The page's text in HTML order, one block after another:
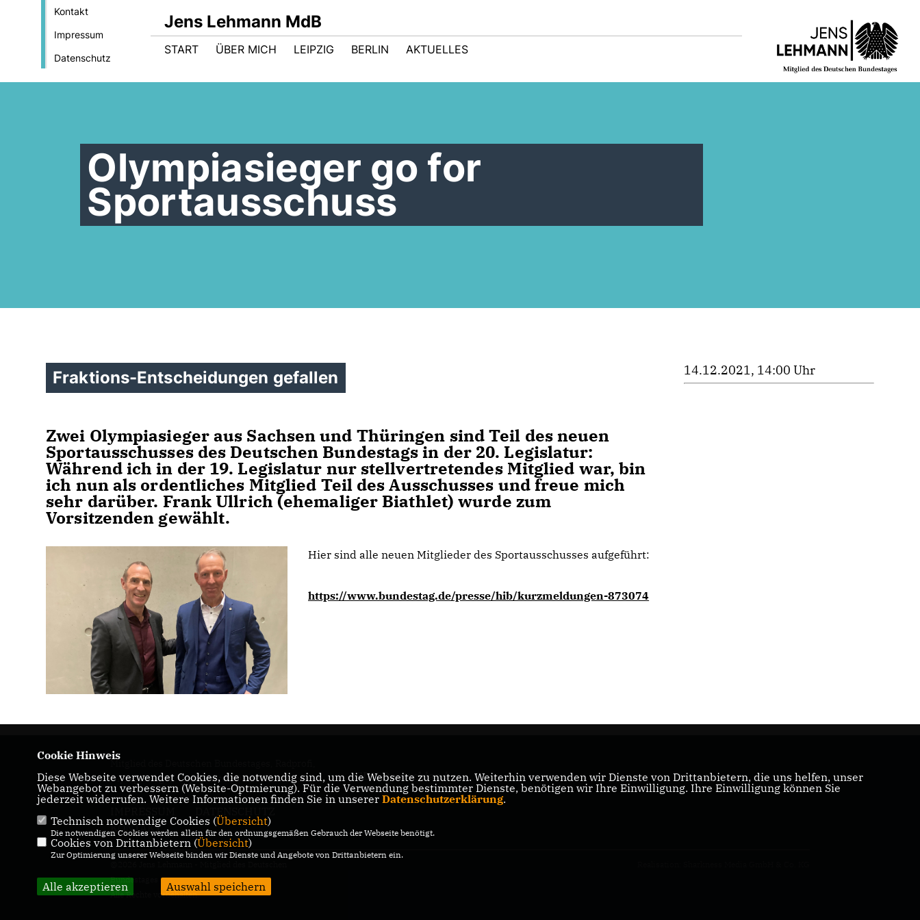
Kontakt
Impressum
Datenschutz
Jens Lehmann MdB
START ÜBER MICH LEIPZIG BERLIN AKTUELLES
Olympiasieger go for
Sportausschuss
Fraktions-Entscheidungen gefallen
Zwei Olympiasieger aus Sachsen und Thüringen sind Teil des neuen
Sportausschusses des Deutschen Bundestags in der 20. Legislatur:
Während ich in der 19. Legislatur nur stellvertretendes Mitglied war, bin
ich nun als ordentliches Mitglied Teil des Ausschusses und freue mich
sehr darüber. Frank Ullrich (ehemaliger Biathlet) wurde zum
Vorsitzenden gewählt.
Hier sind alle neuen Mitglieder des Sportausschusses aufgeführt:
https://www.bundestag.de/presse/hib/kurzmeldungen-873074
14.12.2021, 14:00 Uhr
Olympiasieger, Weltmeister, Deutscher Meister
KONTAKT
CDU Deutschland
Bundestages
Alle Rechte vorbehalten.
Cookie Hinweis
Diese Webseite verwendet Cookies, die notwendig sind, um die Webseite zu nutzen. Weiterhin verwenden wir Dienste von Drittanbietern, die uns helfen, unser
Webangebot zu verbessern (Website-Optmierung). Für die Verwendung bestimmter Dienste, benötigen wir Ihre Einwilligung. Ihre Einwilligung können Sie
jederzeit widerrufen. Weitere Informationen finden Sie in unserer Datenschutzerklärung.
Technisch notwendige Cookies (Übersicht)
Die notwendigen Cookies werden allein für den ordnungsgemäßen Gebrauch der Webseite benötigt.
Cookies von Drittanbietern (Übersicht)
Zur Optimierung unserer Webseite binden wir Dienste und Angebote von Drittanbietern ein.
Alle akzeptieren Auswahl speichern